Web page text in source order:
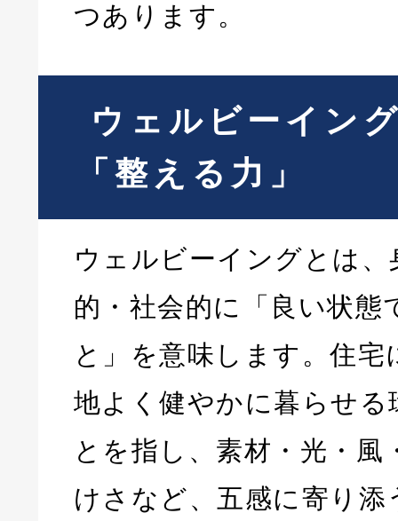
つあります。
ウェルビーイン
「整える力」
ウェルビーイングとは、
的・社会的に「良い状態
と」を意味します。住
地よく健やかに暮らせる
とを指し、素材・光・風
けさなど、五感に寄り添